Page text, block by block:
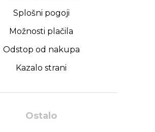
Splošni pogoji
Možnosti plačila
Odstop od nakupa
Kazalo strani
Ostalo